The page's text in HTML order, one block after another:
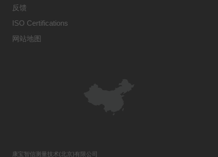
反馈
ISO Certifications
网站地图
康宝智信测量技术(北京)有限公司